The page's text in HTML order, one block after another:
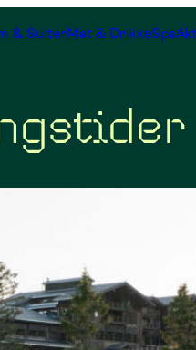
& SuiterMat & DrikkeSpa